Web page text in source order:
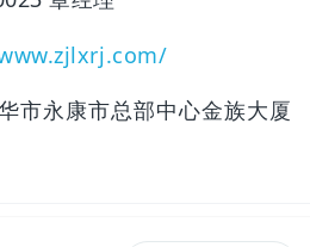
市永康市总部中心金族大厦